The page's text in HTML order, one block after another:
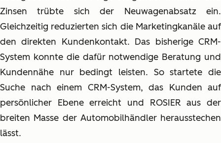
Zinsen trübte sich der Neuwagenabsatz ein.
Gleichzeitig reduzierten sich die Marketingkanäle auf
den direkten Kundenkontakt. Das bisherige CRM-
System konnte die dafür notwendige Beratung und
Kundennähe nur bedingt leisten. So startete die
Suche nach einem CRM-System, das Kunden auf
persönlicher Ebene erreicht und ROSIER aus der
breiten Masse der Automobilhändler herausstechen
lässt.